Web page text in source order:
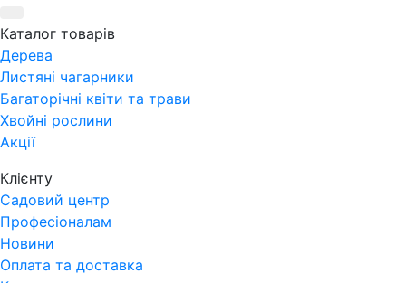
Каталог товарів
Дерева
Листяні чагарники
Багаторічні квіти та трави
Хвойні рослини
Акції
Клієнту
Садовий центр
Професіоналам
Новини
Оплата та доставка